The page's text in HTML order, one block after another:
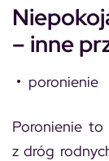
– inne
poronienie
Poronienie to
z dróg